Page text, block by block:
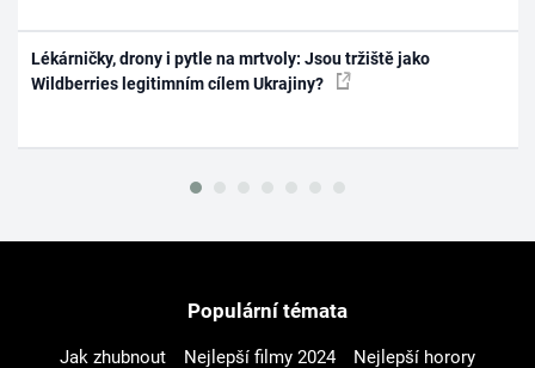
Lékárničky, drony i pytle na mrtvoly: Jsou tržiště jako
Wildberries legitimním cílem Ukrajiny?
Populární témata
Jak zhubnout Nejlepší filmy 2024
Nejlepší horory